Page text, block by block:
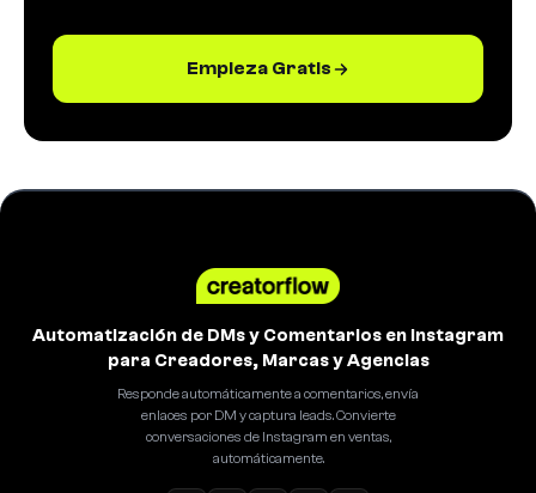
Empieza Gratis
Automatización de DMs y Comentarios en Instagram
para Creadores, Marcas y Agencias
Responde automáticamente a comentarios, envía
enlaces por DM y captura leads. Convierte
conversaciones de Instagram en ventas,
automáticamente.